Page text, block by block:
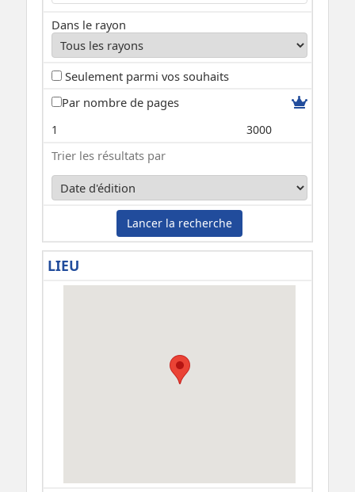
Dans le rayon
Seulement parmi vos souhaits
Par nombre de pages
1 3000
Trier les résultats par
Lancer la recherche
LIEU